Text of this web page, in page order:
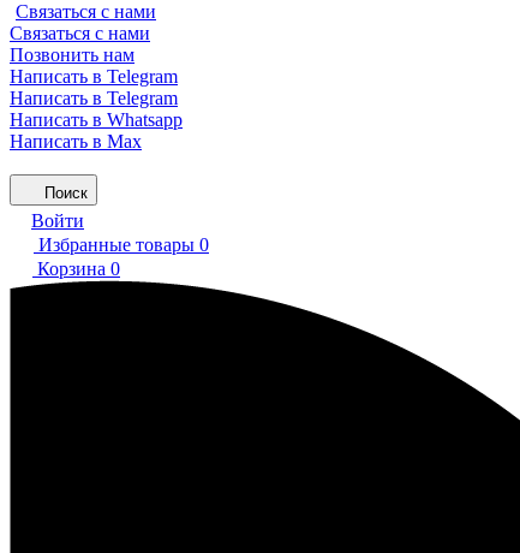
Связаться с нами
Связаться с нами
Позвонить нам
Написать в Telegram
Написать в Telegram
Написать в Whatsapp
Написать в Max
Поиск
Войти
Избранные товары 0
Корзина 0